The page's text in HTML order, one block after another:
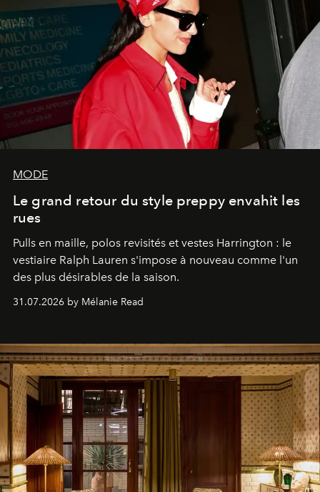
MODE
Le grand retour du style preppy envahit les
rues
Pulls en maille, polos revisités et vestes Harrington : le
vestiaire Ralph Lauren s'impose à nouveau comme l'un
des plus désirables de la saison.
31.07.2026 by Mélanie Read